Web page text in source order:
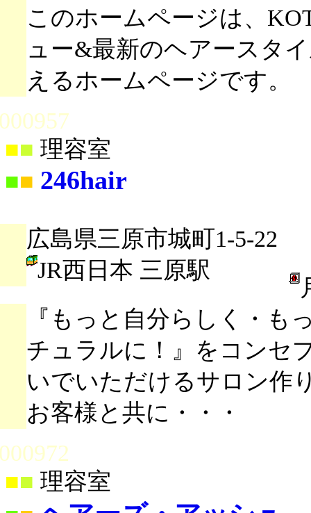
このホームページは、
ュー&最新のヘアースタ
えるホームページです。
■ 理容室
■■ 246hair
広島県三原市城町1-5-22
JR西日本 三原駅
『もっと自分らしく・も
チュラルに！』をコンセ
いでいただけるサロン作
お客様と共に・・・
■ 理容室